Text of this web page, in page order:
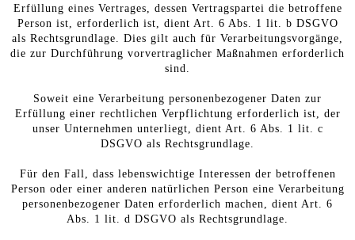
Erfüllung eines Vertrages, dessen Vertragspartei die betroffene
Person ist, erforderlich ist, dient Art. 6 Abs. 1 lit. b DSGVO
als Rechtsgrundlage. Dies gilt auch für Verarbeitungsvorgänge,
die zur Durchführung vorvertraglicher Maßnahmen erforderlich
sind.
Soweit eine Verarbeitung personenbezogener Daten zur
Erfüllung einer rechtlichen Verpflichtung erforderlich ist, der
unser Unternehmen unterliegt, dient Art. 6 Abs. 1 lit. c
DSGVO als Rechtsgrundlage.
Für den Fall, dass lebenswichtige Interessen der betroffenen
Person oder einer anderen natürlichen Person eine Verarbeitung
personenbezogener Daten erforderlich machen, dient Art. 6
Abs. 1 lit. d DSGVO als Rechtsgrundlage.